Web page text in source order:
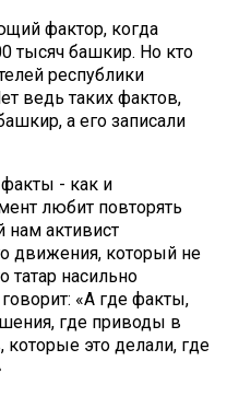
фактор, когда
тысяч башкир. Но кто
республики
ведь таких фактов,
а его записали
- как и
любит повторять
нам активист
движения, который не
татар насильно
«А где факты,
где приводы в
это делали, где